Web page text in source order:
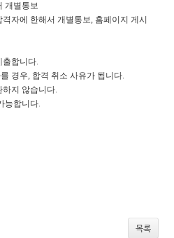
개별통보
격자에 한해서 개별통보, 홈페이지 게시
출합니다.
경우, 합격 취소 사유가 됩니다.
하지 않습니다.
능합니다.
목록